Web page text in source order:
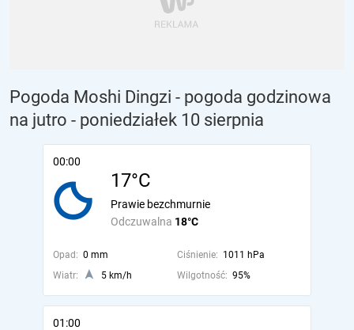
Pogoda Moshi Dingzi - pogoda godzinowa
na jutro - poniedziałek 10 sierpnia
00:00
17°C
Odczuwalna 18°C
Prawie bezchmurnie
Opad: 0 mm Ciśnienie: 1011 hPa
Wiatr:
5 km/h Wilgotność: 95%
01:00